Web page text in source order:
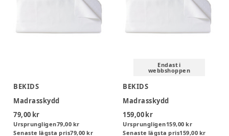
BEKIDS
Madrasskydd
79,00 kr
Ursprungligen79,00 kr
Senaste lägsta pris79,00 kr
Endast i
webbshoppen
BEKIDS
Madrasskydd
159,00 kr
Ursprungligen159,00 kr
Senaste lägsta pris159,00 kr